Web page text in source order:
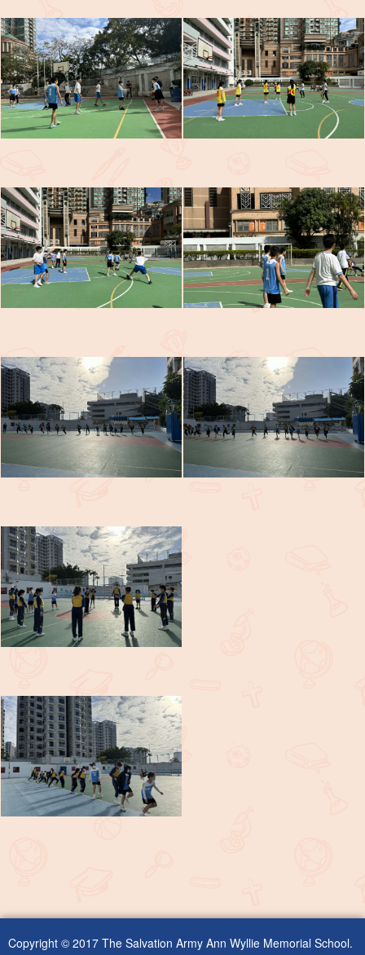
Copyright © 2017 The Salvation Army Ann Wyllie Memorial School.